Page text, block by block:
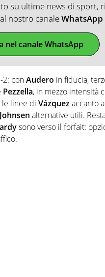
su ultime news di sport,
nostro canaleWhatsApp
nel canale WhatsApp
2: conAudero in fiducia,
Pezzella, in mezzo intensità
le linee di Vázquezaccanto a
Johnsen alternative utili.
sono verso il forfait: